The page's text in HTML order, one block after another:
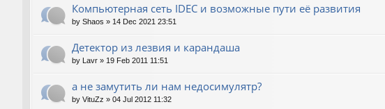
Компьютерная сеть IDEC и возможные пути её развития
by Shaos » 14 Dec 2021 23:51
Детектор из лезвия и карандаша
by Lavr » 19 Feb 2011 11:51
а не замутить ли нам недосимулятр?
by VituZz » 04 Jul 2012 11:32